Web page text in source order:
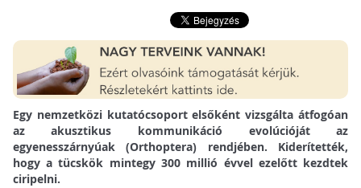
Egy nemzetközi kutatócsoport elsőként vizsgálta átfogóan
az akusztikus kommunikáció evolúcióját az
egyenesszárnyúak (Orthoptera) rendjében. Kiderítették,
hogy a tücskök mintegy 300 millió évvel ezelőtt kezdtek
ciripelni.